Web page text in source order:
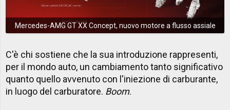
Mercedes-AMG GT XX Concept, nuovo motore a flusso assiale
C'è chi sostiene che la sua introduzione rappresenti,
per il mondo auto, un cambiamento tanto significativo
quanto quello avvenuto con l'iniezione di carburante,
in luogo del carburatore. Boom.